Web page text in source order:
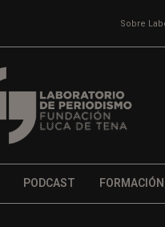
Sobre
PODCAST FORMACIÓN